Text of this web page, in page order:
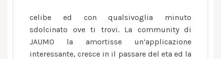
celibe ed con qualsivoglia minuto
sdolcinato ove ti trovi. La community di
JAUMO la amortisse un’applicazione
interessante, cresce in il passare del eta ed la